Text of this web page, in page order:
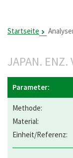
Startseite
JAPAN. ENZ.